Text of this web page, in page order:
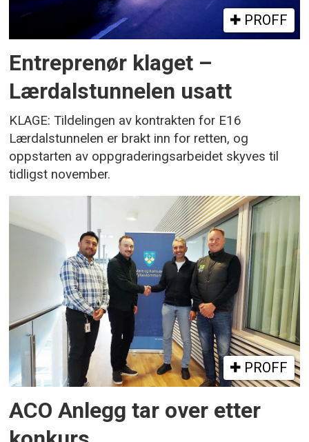
PROFF
Entreprenør klaget –
Lærdalstunnelen usatt
KLAGE: Tildelingen av kontrakten for E16
Lærdalstunnelen er brakt inn for retten, og
oppstarten av oppgraderingsarbeidet skyves til
tidligst november.
PROFF
ACO Anlegg tar over etter